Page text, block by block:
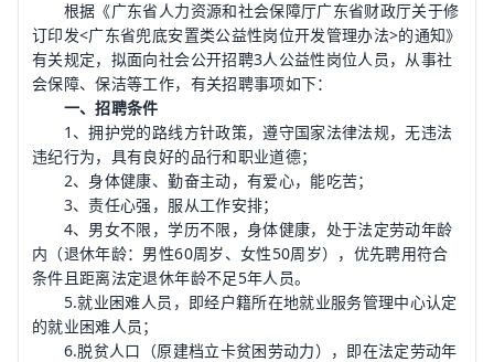
根据《广东省人力资源和社会保障厅广东省财政厅关于修
订印发<广东省兜底安置类公益性岗位开发管理办法>的通知》
有关规定，拟面向社会公开招聘3人公益性岗位人员，从事社
会保障、保洁等工作，有关招聘事项如下：
一、招聘条件
1、拥护党的路线方针政策，遵守国家法律法规，无违法
违纪行为，具有良好的品行和职业道德；
2、身体健康、勤奋主动，有爱心，能吃苦；
3、责任心强，服从工作安排；
4、男女不限，学历不限，身体健康，处于法定劳动年龄
内（退休年龄：男性60周岁、女性50周岁），优先聘用符合
条件且距离法定退休年龄不足5年人员。
5.就业困难人员，即经户籍所在地就业服务管理中心认定
的就业困难人员；
6.脱贫人口（原建档立卡贫困劳动力），即在法定劳动年